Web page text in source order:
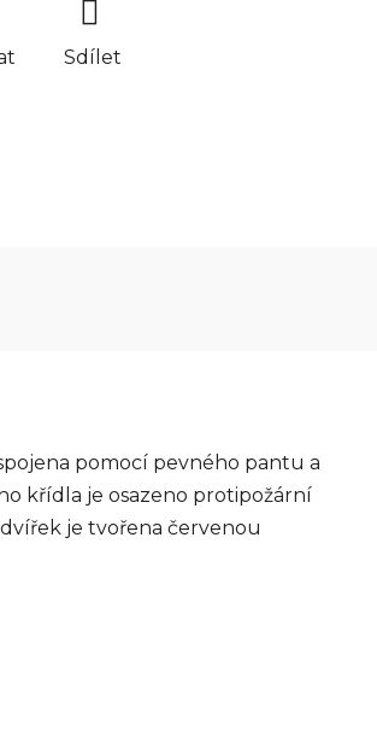
Sdílet
pomocí pevného pantu a
křídla je osazeno protipožární
je tvořena červenou